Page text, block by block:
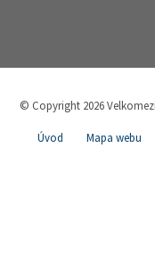
© Copyright 2026
Úvod Mapa webu